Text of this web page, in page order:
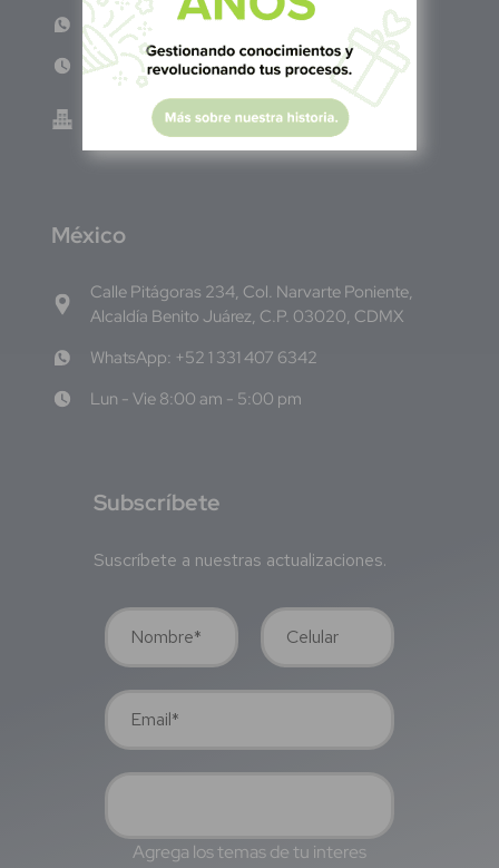
WhatsApp: +503 7687 3923
Lun - Vie 8:00am - 5:00pm
Green Know S.A de C.V - El Salvador 0614-
220118-102-0
México
Calle Pitágoras 234, Col. Narvarte Poniente,
Alcaldía Benito Juárez, C.P. 03020, CDMX
WhatsApp: +52 1 331 407 6342
Lun - Vie 8:00 am - 5:00 pm
Subscríbete
Suscríbete a nuestras actualizaciones.
Agrega los temas de tu interes